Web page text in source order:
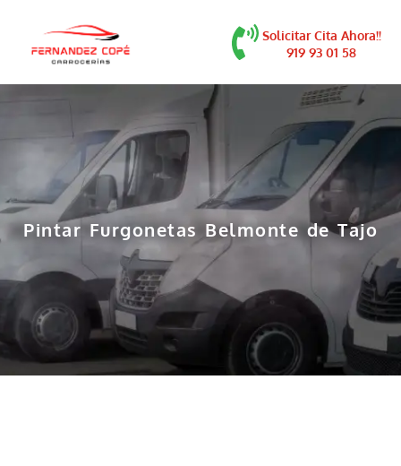
Solicitar Cita Ahora!!
919 93 01 58
Pintar Furgonetas Belmonte de Tajo